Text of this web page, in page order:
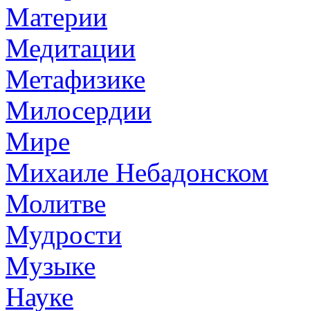
Материи
Медитации
Метафизике
Милосердии
Мире
Михаиле Небадонском
Молитве
Мудрости
Музыке
Науке